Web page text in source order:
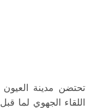
اللقاء الجهوي لما